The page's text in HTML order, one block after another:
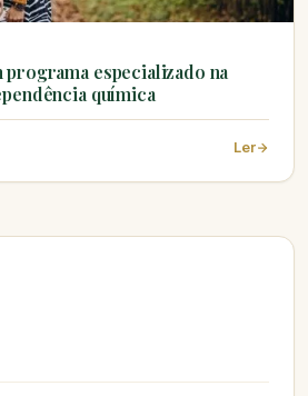
programa especializado na
química
Ler